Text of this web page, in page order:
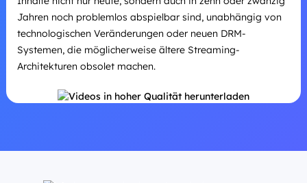
Jahren noch problemlos abspielbar sind, unabhängig von
technologischen Veränderungen oder neuen DRM-
Systemen, die möglicherweise ältere Streaming-
Architekturen obsolet machen.